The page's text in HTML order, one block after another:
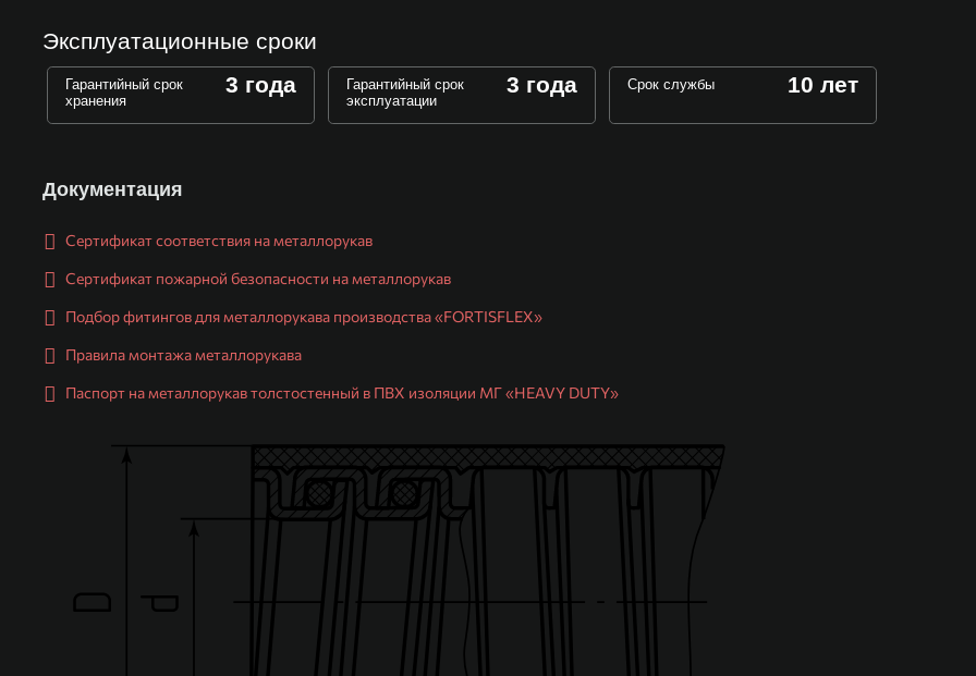
Эксплуатационные сроки
Гарантийный срок
хранения
3 года
Гарантийный срок
эксплуатации
3 года Срок службы 10 лет
Документация
Сертификат соответствия на металлорукав
Сертификат пожарной безопасности на металлорукав
Подбор фитингов для металлорукава производства «FORTISFLEX»
Правила монтажа металлорукава
Паспорт на металлорукав толстостенный в ПВХ изоляции МГ «HEAVY DUTY»